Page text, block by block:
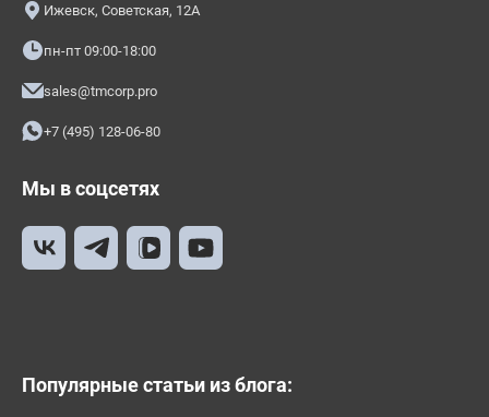
Ижевск, Советская, 12А
пн-пт 09:00-18:00
sales@tmcorp.pro
+7 (495) 128-06-80
Мы в соцсетях
Популярные статьи из блога: